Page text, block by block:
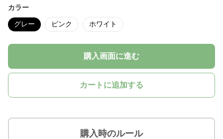
カラー
グレー ピンク ホワイト
購入画面に進む
カートに追加する
購入時のルール